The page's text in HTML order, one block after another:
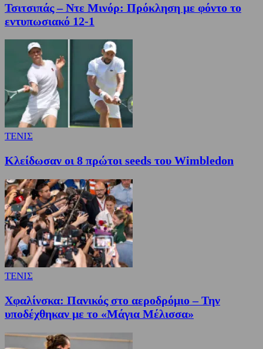
Τσιτσιπάς – Ντε Μινόρ: Πρόκληση με φόντο το
εντυπωσιακό 12-1
ΤΕΝΙΣ
Κλείδωσαν οι 8 πρώτοι seeds του Wimbledon
ΤΕΝΙΣ
Χφαλίνσκα: Πανικός στο αεροδρόμιο – Την
υποδέχθηκαν με το «Μάγια Μέλισσα»